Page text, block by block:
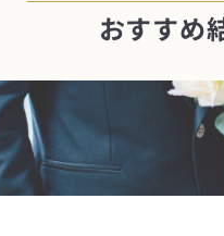
おすすめ